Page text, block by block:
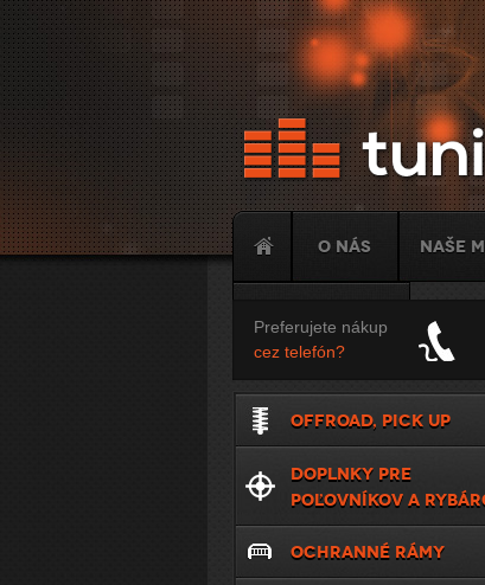
O nás Naše
Tuning
Preferujete nákup
cez telefón?
OFFROAD, PICK UP
DOPLNKY PRE
POĽOVNÍKOV A
OCHRANNÉ RÁMY